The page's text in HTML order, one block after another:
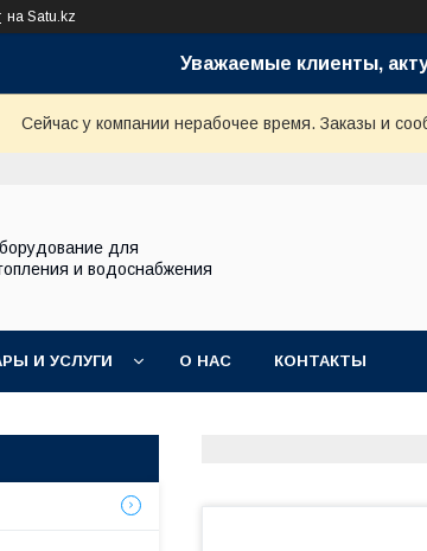
на Satu.kz
Уважаемые клиенты,
Сейчас у компании нерабочее время. Заказы и
для
и водоснабжения
И УСЛУГИ О НАС КОНТАКТЫ